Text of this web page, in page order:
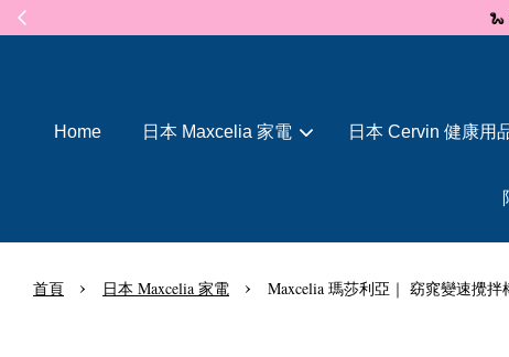
🐍
Home 日本 Maxcelia 家電 日本 Cervin 健康用
首頁 › 日本 Maxcelia 家電 › Maxcelia 瑪莎利亞｜ 窈窕變速攪